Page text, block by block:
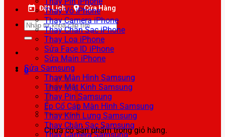
Đặt Lịch Cửa Hàng
Tìm
kiếm:
0
Chưa có sản phẩm trong giỏ hàng.
Thay Vỏ iPhone
Thay Camera iPhone
Thay Chân Sạc iPhone
Thay Loa iPhone
Sửa Face ID iPhone
Sửa Main iPhone
Sửa Samsung
Thay Màn Hình Samsung
Thay Mặt Kính Samsung
Thay Pin Samsung
Ép Cổ Cáp Màn Hình Samsung
Thay Kính Lưng Samsung
Thay Chân Sạc Samsung
Thay Camera Samsung